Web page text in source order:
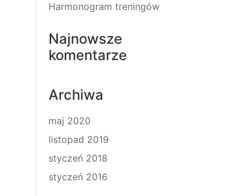
Harmonogram treningów
Najnowsze
komentarze
Archiwa
maj 2020
listopad 2019
styczeń 2018
styczeń 2016